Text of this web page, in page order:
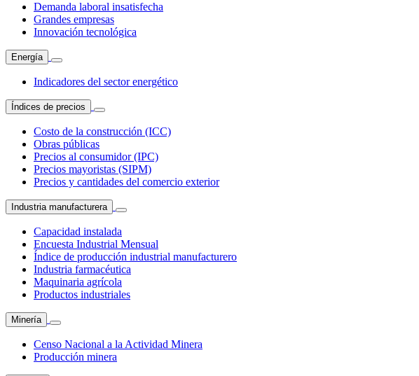
Demanda laboral insatisfecha
Grandes empresas
Innovación tecnológica
Energía
Indicadores del sector energético
Índices de precios
Costo de la construcción (ICC)
Obras públicas
Precios al consumidor (IPC)
Precios mayoristas (SIPM)
Precios y cantidades del comercio exterior
Industria manufacturera
Capacidad instalada
Encuesta Industrial Mensual
Índice de producción industrial manufacturero
Industria farmacéutica
Maquinaria agrícola
Productos industriales
Minería
Censo Nacional a la Actividad Minera
Producción minera